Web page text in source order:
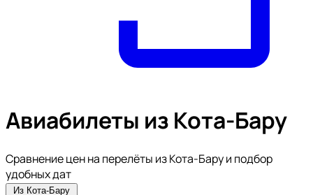
Авиабилеты из Кота-Бару
Сравнение цен на перелёты из Кота-Бару и подбор
удобных дат
Из Кота-Бару